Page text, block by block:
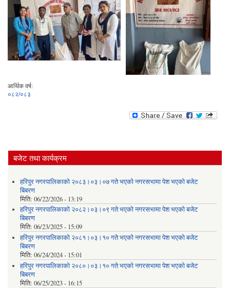
आर्थिक वर्ष:
०८२/०८३
बजेट तथा कार्यक्रम
हरिपुर नगरपालिकाको २०८३।०३।०७ गते भएको नगरसभामा पेश भएको बजेट
बिबरण
मिति: 06/22/2026 - 13:19
हरिपुर नगरपालिकाको २०८२।०३।०९ गते भएको नगरसभामा पेश भएको बजेट
बिबरण
मिति: 06/23/2025 - 15:09
हरिपुर नगरपालिकाको २०८१।०३।१० गते भएको नगरसभामा पेश भएको बजेट
बिबरण
मिति: 06/24/2024 - 15:01
हरिपुर नगरपालिकाको २०८०।०३।१० गते भएको नगरसभामा पेश भएको बजेट
बिबरण
मिति: 06/25/2023 - 16:15